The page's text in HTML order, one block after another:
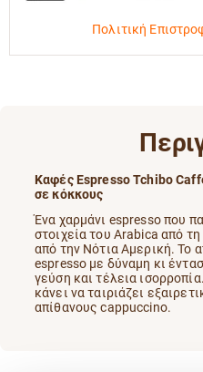
Πολιτική
Καφές Espresso Tchibo
σε κόκκους
Ένα χαρμάνι espresso που
στοιχεία του Arabica από
από την Νότια Αμερική. Το
espresso με δύναμη κι
γεύση και τέλεια
κάνει να ταιριάζει
απίθανους cappuccino.